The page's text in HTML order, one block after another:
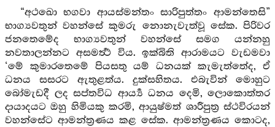
“අථඛො භගවා ආයස්මන්තං සාරිපුත්තං ආමන්තෙසි”
භාග්‍යවතුන් වහන්සේ කුමරු නොනැවැත්වූ සේක. පිරිවර
ජනතෙමේද භාග්‍යවතුන් වහන්සේ සමග යන්නහු
නවතාලන්නට අසමර්‍ත්‍ථ විය. ඉක්බිති ආරාමයට වැඩමවා
‘මේ කුමාරතෙමේ පියසතු යම් ධනයක් කැමැත්තේද, ඒ
ධනය සසරට ඇතුළත්ය. දුක්සහිතය. එබැවින් මොහුට
බෝමැඩදී ලද සප්තවිධ ආර්‍ය්‍ය ධනය දෙමි, ලොකොත්තර
දායාදයට ඔහු හිමියකු කරමි, ආයුෂ්මත් ශාරීපුත්‍ර ස්ථවිරයන්
වහන්සේට ආමන්ත්‍රණය කළ සේක. ආමන්ත්‍රණය කොටද,